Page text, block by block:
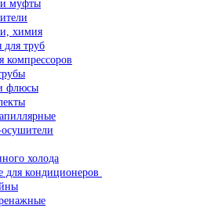
муфты
химия
для труб
компрессоров
флюсы
холода
кондиционеров